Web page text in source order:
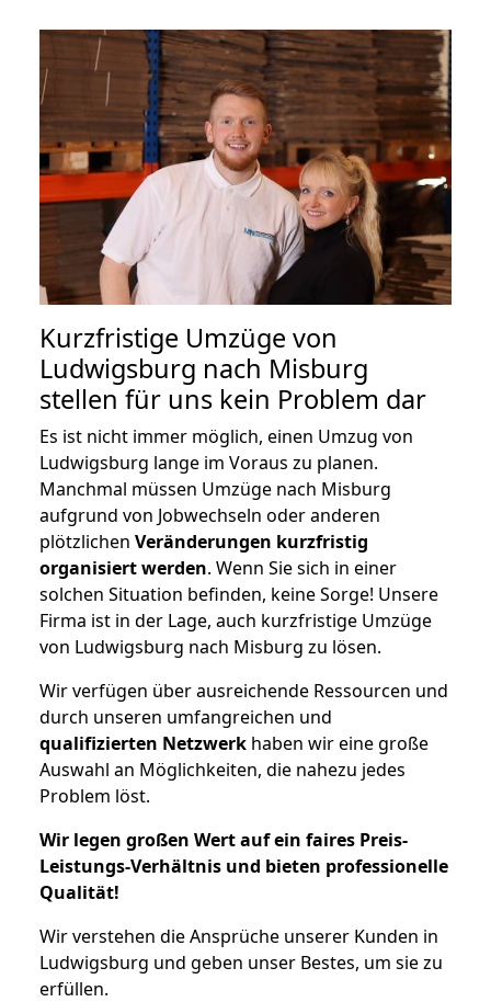
Kurzfristige Umzüge von
Ludwigsburg nach Misburg
stellen für uns kein Problem dar
Es ist nicht immer möglich, einen Umzug von
Ludwigsburg lange im Voraus zu planen.
Manchmal müssen Umzüge nach Misburg
aufgrund von Jobwechseln oder anderen
plötzlichen Veränderungen kurzfristig
organisiert werden. Wenn Sie sich in einer
solchen Situation befinden, keine Sorge! Unsere
Firma ist in der Lage, auch kurzfristige Umzüge
von Ludwigsburg nach Misburg zu lösen.
Wir verfügen über ausreichende Ressourcen und
durch unseren umfangreichen und
qualifizierten Netzwerk haben wir eine große
Auswahl an Möglichkeiten, die nahezu jedes
Problem löst.
Wir legen großen Wert auf ein faires Preis-
Leistungs-Verhältnis und bieten professionelle
Qualität!
Wir verstehen die Ansprüche unserer Kunden in
Ludwigsburg und geben unser Bestes, um sie zu
erfüllen.